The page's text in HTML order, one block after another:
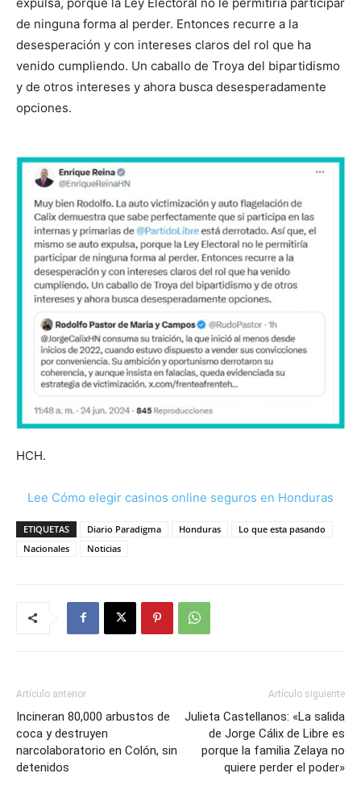
de ninguna forma al perder. Entonces recurre a la
desesperación y con intereses claros del rol que ha
venido cumpliendo. Un caballo de Troya del bipartidismo
y de otros intereses y ahora busca desesperadamente
opciones.
HCH.
Lee Cómo elegir casinos online seguros en Honduras
ETIQUETAS Diario Paradigma Honduras
Lo que esta pasando
Nacionales
Noticias
Artículo anterior
Incineran 80,000 arbustos de
coca y destruyen
narcolaboratorio en Colón, sin
detenidos
Artículo siguiente
Julieta Castellanos: «La salida
de Jorge Cálix de Libre es
porque la familia Zelaya no
quiere perder el poder»